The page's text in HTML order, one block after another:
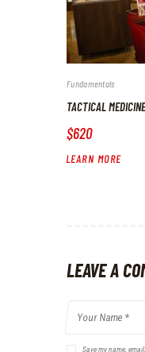
Fundamentals
TACTICAL MEDICINE
$620
LEARN MORE
LEAVE A
Save my name,